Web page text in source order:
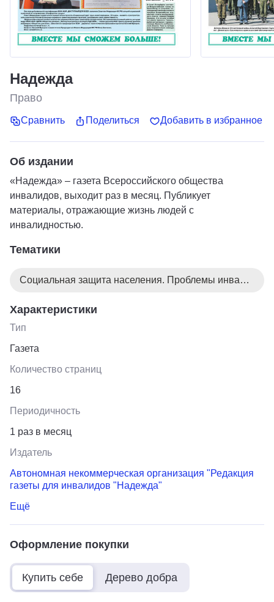
Надежда
Право
Сравнить Поделиться Добавить в избранное
Об издании
«Надежда» – газета Всероссийского общества
инвалидов, выходит раз в месяц. Публикует
материалы, отражающие жизнь людей с
инвалидностью.
Тематики
Социальная защита населения. Проблемы инвалидов
Характеристики
Тип
Газета
Количество страниц
16
Периодичность
1 раз в месяц
Издатель
Автономная некоммерческая организация "Редакция
газеты для инвалидов "Надежда"
Ещё
Оформление покупки
Купить себе Дерево добра